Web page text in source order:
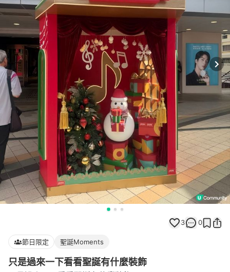
3 0
節日限定 聖誕Moments
只是過來一下看看聖誕有什麼裝飾